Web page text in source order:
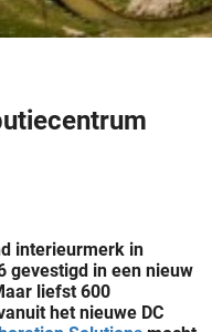
interieurmerk in
gevestigd in een nieuw
liefst 600
het nieuwe DC